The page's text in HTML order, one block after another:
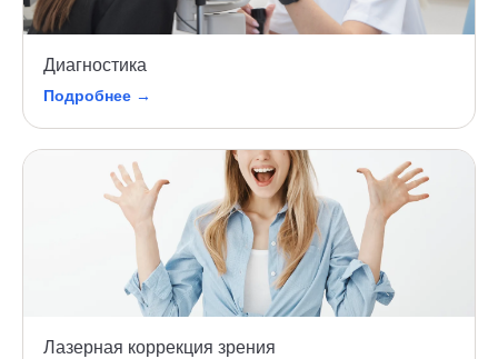
Диагностика
Подробнее →
Лазерная коррекция зрения